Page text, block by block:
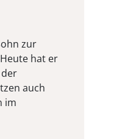
zur
hat er
auch
im